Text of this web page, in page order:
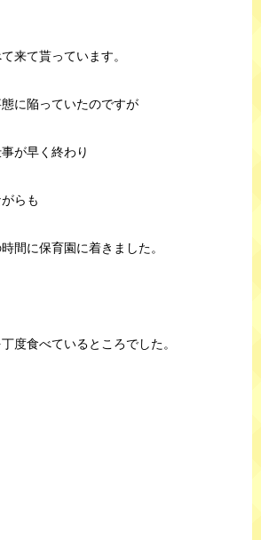
来て貰っています。
に陥っていたのですが
が早く終わり
らも
間に保育園に着きました。
度食べているところでした。